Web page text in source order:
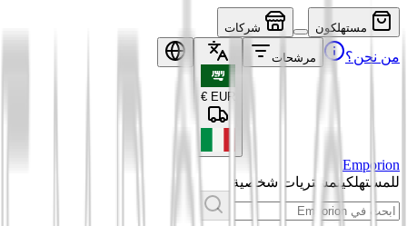
مستهلكون شركات
من نحن؟ مرشحات
EUR
€
Emporion
للمستهلكينمشتريات شخصية